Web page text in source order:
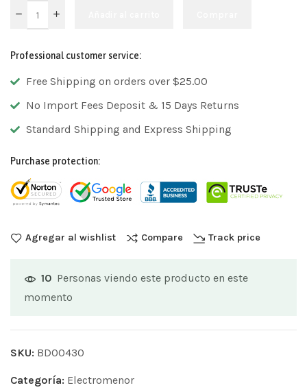
Professional customer service:
Free Shipping on orders over $25.00
No Import Fees Deposit & 15 Days Returns
Standard Shipping and Express Shipping
Purchase protection:
Agregar al wishlist Compare Track price
10 Personas viendo este producto en este
momento
SKU: BD00430
Categoría: Electromenor